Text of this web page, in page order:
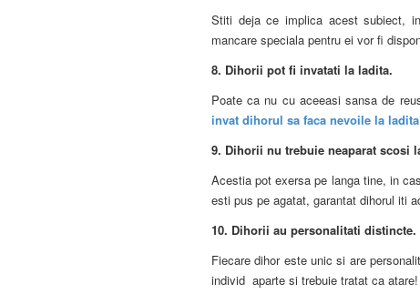
Stiti deja ce implica acest subiect,
mancare speciala pentru ei vor fi
8. Dihorii pot fi invatati la ladita.
Poate ca nu cu aceeasi sansa de
invat dihorul sa faca nevoile la
9. Dihorii nu trebuie neaparat scosi
Acestia pot exersa pe langa tine, in
esti pus pe agatat, garantat dihorul iti
10. Dihorii au personalitati distincte.
Fiecare dihor este unic si are
individ aparte si trebuie tratat ca atare!